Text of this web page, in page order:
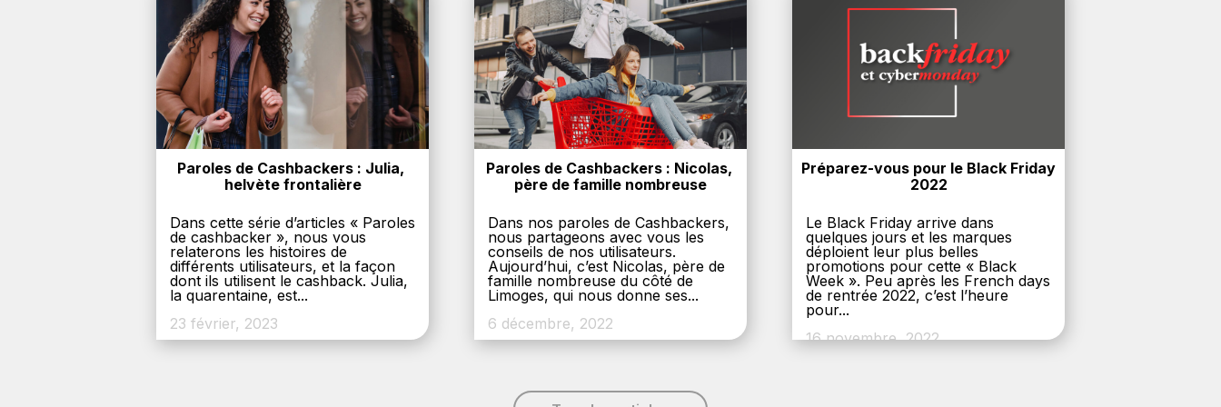
Paroles de Cashbackers : Julia,
helvète frontalière
Dans cette série d’articles « Paroles
de cashbacker », nous vous
relaterons les histoires de
différents utilisateurs, et la façon
dont ils utilisent le cashback. Julia,
la quarentaine, est...
23 février, 2023
Paroles de Cashbackers : Nicolas,
père de famille nombreuse
Dans nos paroles de Cashbackers,
nous partageons avec vous les
conseils de nos utilisateurs.
Aujourd’hui, c’est Nicolas, père de
famille nombreuse du côté de
Limoges, qui nous donne ses...
6 décembre, 2022
Préparez-vous pour le Black Friday
2022
Le Black Friday arrive dans
quelques jours et les marques
déploient leur plus belles
promotions pour cette « Black
Week ». Peu après les French days
de rentrée 2022, c’est l’heure
pour...
16 novembre, 2022